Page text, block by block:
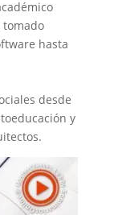
hasta
desde
y